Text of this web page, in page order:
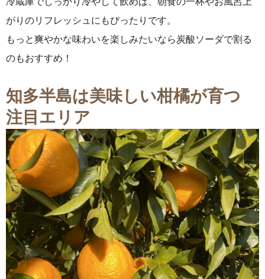
がりのリフレッシュにもぴったりです。
もっと爽やかな味わいを楽しみたいなら炭酸ソーダで割る
のもおすすめ！
知多半島は美味しい柑橘が育つ
注目エリア